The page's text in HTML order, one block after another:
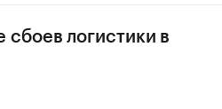
логистики в